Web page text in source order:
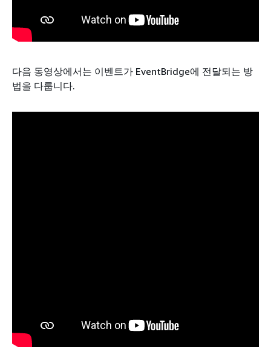
다음 동영상에서는 이벤트가 EventBridge에 전달되는 방
법을 다룹니다.